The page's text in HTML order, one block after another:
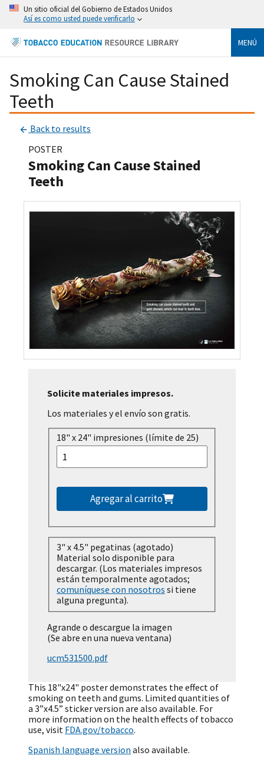
Un sitio oficial del Gobierno de Estados Unidos
Así es como usted puede verificarlo
MENÚ
Smoking Can Cause Stained
Teeth
Back to results
POSTER
Smoking Can Cause Stained
Teeth
Solicite materiales impresos.
Los materiales y el envío son gratis.
18" x 24" impresiones (límite de 25)
Agregar al carrito
3" x 4.5" pegatinas (agotado)
Material solo disponible para
descargar. (Los materiales impresos
están temporalmente agotados;
comuníquese con nosotros
alguna pregunta).
Agrande o descargue la imagen
(Se abre en una nueva ventana)
ucm531500.pdf
This 18"x24" poster demonstrates the effect of
smoking on teeth and gums. Limited quantities of
a 3”x4.5” sticker version are also available. For
more information on the health effects of tobacco
use, visit FDA.gov/tobacco.
Spanish language version also available.